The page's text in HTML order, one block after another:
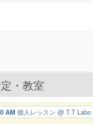
・教室
AM 個人レッスン @ T.T Labo